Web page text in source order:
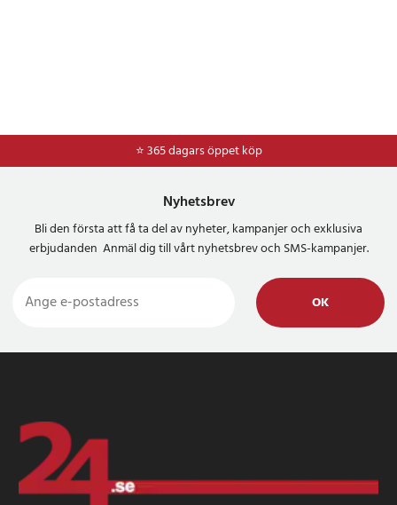
⭐ 365 dagars öppet köp
⭐Frakt 49kr *
Nyhetsbrev
Bli den första att få ta del av nyheter, kampanjer och exklusiva
erbjudanden Anmäl dig till vårt nyhetsbrev och SMS-kampanjer.
OK